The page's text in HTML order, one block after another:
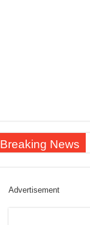
Breaking News
Advertisement